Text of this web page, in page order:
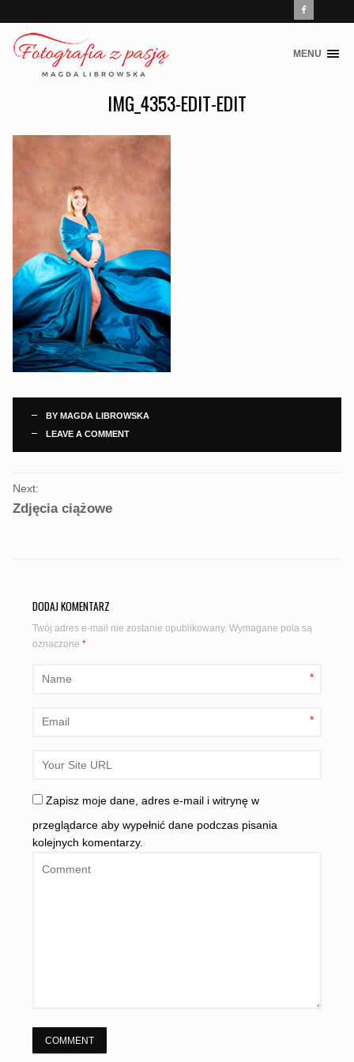
Skip
MENU
IMG_4353-EDIT-EDIT
BYMAGDA LIBROWSKA
LEAVE A COMMENT
PORTFOLIO
NAVIGATION
Next:
Zdjęcia ciążowe
DODAJ KOMENTARZ
Twój adres e-mail nie zostanie opublikowany. Wymagane pola są
oznaczone*
*
*
Zapisz moje dane, adres e-mail i witrynę w
przeglądarce aby wypełnić dane podczas pisania
kolejnych komentarzy.